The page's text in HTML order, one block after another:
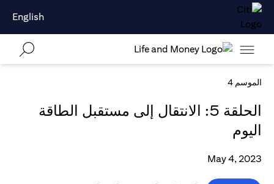
English
الموسم 4
الحلقة 5: الانتقال إلى مستقبل الطاقة
اليوم
May 4, 2023